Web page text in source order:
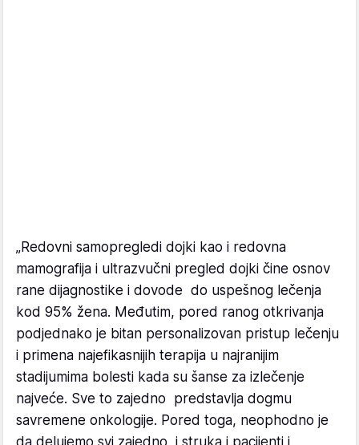
„Redovni samopregledi dojki kao i redovna
mamografija i ultrazvučni pregled dojki čine osnov
rane dijagnostike i dovode do uspešnog lečenja
kod 95% žena. Međutim, pored ranog otkrivanja
podjednako je bitan personalizovan pristup lečenju
i primena najefikasnijih terapija u najranijim
stadijumima bolesti kada su šanse za izlečenje
najveće. Sve to zajedno predstavlja dogmu
savremene onkologije. Pored toga, neophodno je
da delujemo svi zajedno, i struka i pacijenti i